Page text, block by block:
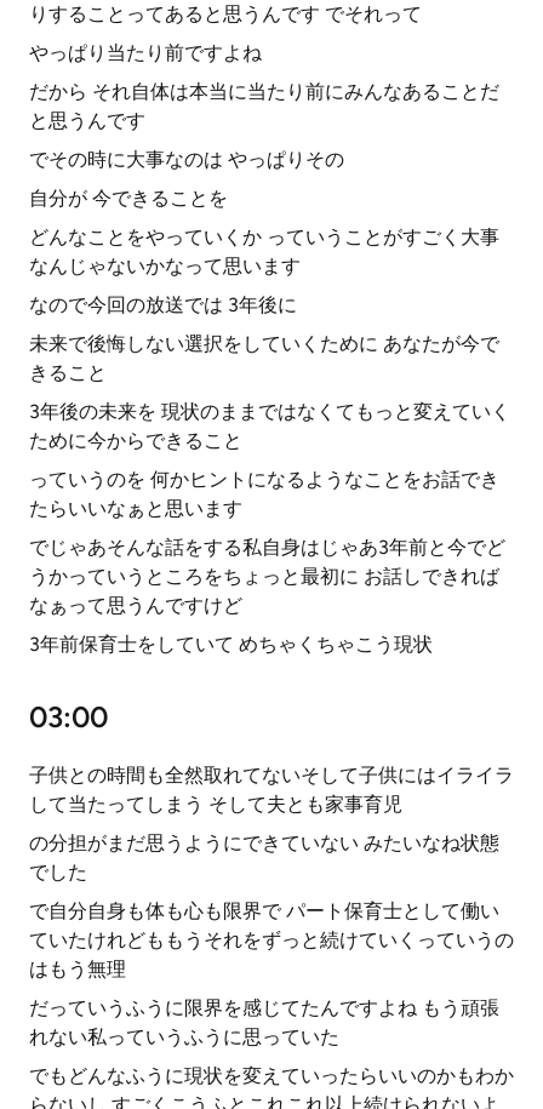
りすることってあると思うんです でそれって
やっぱり当たり前ですよね
だから それ自体は本当に当たり前にみんなあることだ
と思うんです
でその時に大事なのは やっぱりその
自分が 今できることを
どんなことをやっていくか っていうことがすごく大事
なんじゃないかなって思います
なので今回の放送では 3年後に
未来で後悔しない選択をしていくために あなたが今で
きること
3年後の未来を 現状のままではなくてもっと変えていく
ために今からできること
っていうのを 何かヒントになるようなことをお話でき
たらいいなぁと思います
でじゃあそんな話をする私自身はじゃあ3年前と今でど
うかっていうところをちょっと最初に お話しできれば
なぁって思うんですけど
3年前保育士をしていて めちゃくちゃこう現状
03:00
子供との時間も全然取れてないそして子供にはイライラ
して当たってしまう そして夫とも家事育児
の分担がまだ思うようにできていない みたいなね状態
でした
で自分自身も体も心も限界で パート保育士として働い
ていたけれどももうそれをずっと続けていくっていうの
はもう無理
だっていうふうに限界を感じてたんですよね もう頑張
れない私っていうふうに思っていた
でもどんなふうに現状を変えていったらいいのかもわか